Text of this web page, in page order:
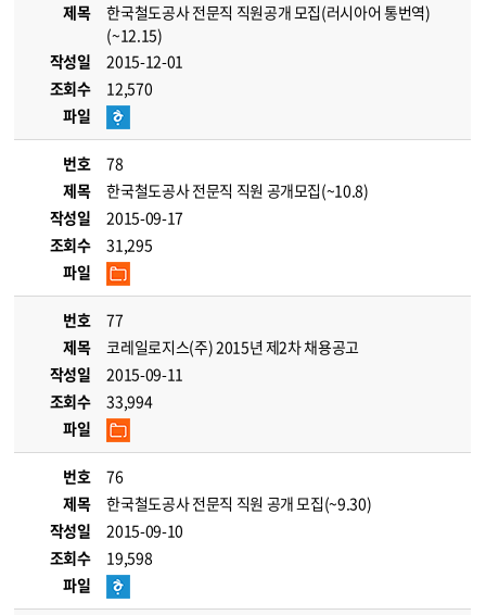
제목
한국철도공사 전문직 직원공개 모집(러시아어 통번역)
(~12.15)
작성일
2015-12-01
조회수
12,570
파일
번호
78
제목
한국철도공사 전문직 직원 공개모집(~10.8)
작성일
2015-09-17
조회수
31,295
파일
번호
77
제목
코레일로지스(주) 2015년 제2차 채용공고
작성일
2015-09-11
조회수
33,994
파일
번호
76
제목
한국철도공사 전문직 직원 공개 모집(~9.30)
작성일
2015-09-10
조회수
19,598
파일